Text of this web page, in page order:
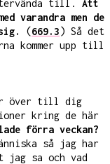
till. Att
varandra men de
(669.3) Så det
kommer upp till
över till dig
kring de här
förra veckan?
så jag har
jag sa och vad